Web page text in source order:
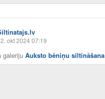
okt 2024 07:19
galeriju Auksto bēniņu siltināšana